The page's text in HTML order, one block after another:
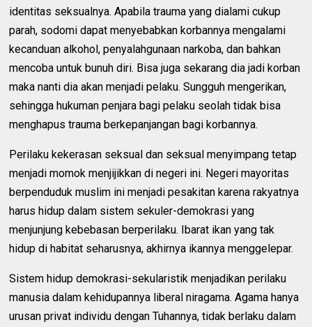
identitas seksualnya. Apabila trauma yang dialami cukup
parah, sodomi dapat menyebabkan korbannya mengalami
kecanduan alkohol, penyalahgunaan narkoba, dan bahkan
mencoba untuk bunuh diri. Bisa juga sekarang dia jadi korban
maka nanti dia akan menjadi pelaku. Sungguh mengerikan,
sehingga hukuman penjara bagi pelaku seolah tidak bisa
menghapus trauma berkepanjangan bagi korbannya.
Perilaku kekerasan seksual dan seksual menyimpang tetap
menjadi momok menjijikkan di negeri ini. Negeri mayoritas
berpenduduk muslim ini menjadi pesakitan karena rakyatnya
harus hidup dalam sistem sekuler-demokrasi yang
menjunjung kebebasan berperilaku. Ibarat ikan yang tak
hidup di habitat seharusnya, akhirnya ikannya menggelepar.
Sistem hidup demokrasi-sekularistik menjadikan perilaku
manusia dalam kehidupannya liberal niragama. Agama hanya
urusan privat individu dengan Tuhannya, tidak berlaku dalam